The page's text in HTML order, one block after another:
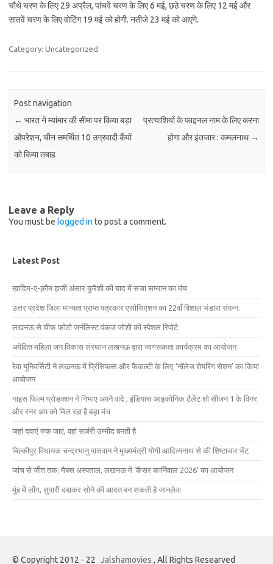
चौथे चरण के लिए 29 अप्रैल, पांचवें चरण के लिए 6 मई, छठे चरण के लिए 12 मई और
सातवें चरण के लिए वोटिंग 19 मई को होगी. नतीजे 23 मई को आएंगे.
Category: Uncategorized
Post navigation
← भारत ने म्यांमार की सीमा पर किया बड़ा
ऑपरेशन, चीन समर्थित 10 उग्रवादी कैंपों
को किया तबाह
प्रत्याशियों के फाइनल नाम के लिए करना
होगा और इंतजार : कमलनाथ →
Leave a Reply
You must be logged in to post a comment.
Latest Post
ख़ादिम-ए-क़ौम हाजी अंसार कुरैशी की याद में सजा सम्मान का मंच
उत्तर प्रदेश जिला मान्यता प्राप्त पत्रकार एसोसिएशन का 22वाँ विशाल भंडारा संपन्न.
लखनऊ से चीफ फोटो जर्नलिस्ट पंकज जोशी की स्पेशल रिपोर्ट
अपेक्षित महिला जन विकास संस्थान लखनऊ द्वारा जागरूकता कार्यक्रम का आयोजन
रेवा यूनिवर्सिटी ने लखनऊ में प्रिंसिपल्स और फैकल्टी के लिए ‘नॉलेज शेयरिंग सेशन’ का किया
आयोजन
नाइस फिल्म प्रोडक्शन ने निभाए अपने वादे , इंडियास आइकोनिक टैलेंट शो सीजन 1 के विनर
और रनर अप को मिल रहा है बड़ा मंच
जहां दवाएं रुक जाएं, वहां सर्जरी उम्मीद बनती है
मिल्कीपुर विधायक चन्द्रभानु पासवान ने मुख्यमंत्री योगी आदित्यनाथ से की शिष्टाचार भेंट
जांच से जीत तक: मैक्स अस्पताल, लखनऊ में ‘कैंसर कार्निवाल 2026’ का आयोजन
मुंह में लौंग, सुपारी दबाकर सोने की आदत बन सकती है जानलेवा
© Copyright 2012 - 22 Jalshamovies , All Rights Researved